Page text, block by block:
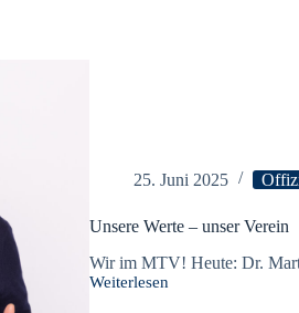
25. Juni 2025
Unsere Werte – unser Verein
Wir im MTV! Heute: Dr.
Weiterlesen
Unsere